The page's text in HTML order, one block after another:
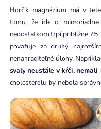
Horčík magnézium má v
tomu, že ide o mimoriadne
nedostatkom trpí približne 75
považuje za druhý
nenahraditeľné úlohy.
svaly neustále v kŕči, nemali
cholesterolu by nebola